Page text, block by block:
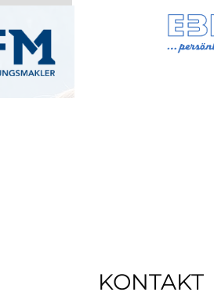
KONTAKT